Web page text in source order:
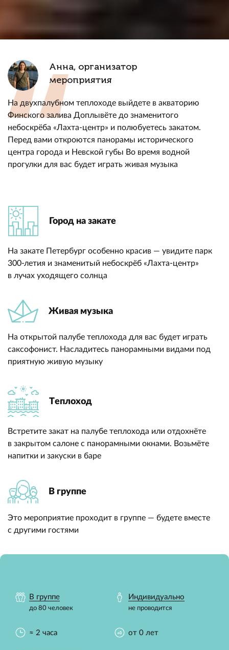
Анна, организатор
мероприятия
На двухпалубном теплоходе выйдете в акваторию
Финского залива Доплывёте до знаменитого
небоскрёба «Лахта-центр» и полюбуетесь закатом.
Перед вами откроются панорамы исторического
центра города и Невской губы Во время водной
прогулки для вас будет играть живая музыка
Город на закате
На закате Петербург особенно красив — увидите парк
300-летия и знаменитый небоскрёб «Лахта-центр»
в лучах уходящего солнца
Живая музыка
На открытой палубе теплохода для вас будет играть
саксофонист. Насладитесь панорамными видами под
приятную живую музыку
Теплоход
Встретите закат на палубе теплохода или отдохнёте
в закрытом салоне с панорамными окнами. Возьмёте
напитки и закуски в баре
В группе
Это мероприятие проходит в группе — будете вместе
с другими гостями
В группе
до 80 человек
Индивидуально
не проводится
≈ 2 часа от 0 лет